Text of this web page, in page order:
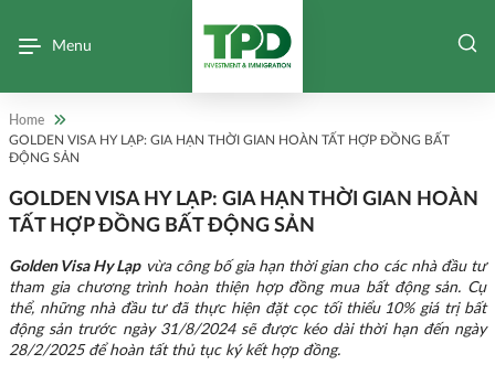
Menu
Home
GOLDEN VISA HY LẠP: GIA HẠN THỜI GIAN HOÀN TẤT HỢP ĐỒNG BẤT
ĐỘNG SẢN
GOLDEN VISA HY LẠP: GIA HẠN THỜI GIAN HOÀN
TẤT HỢP ĐỒNG BẤT ĐỘNG SẢN
Golden Visa Hy Lạpvừa công bố gia hạn thời gian cho các nhà đầu tư
tham gia chương trình hoàn thiện hợp đồng mua bất động sản. Cụ
thể, những nhà đầu tư đã thực hiện đặt cọc tối thiểu 10% giá trị bất
động sản trước ngày 31/8/2024 sẽ được kéo dài thời hạn đến ngày
28/2/2025 để hoàn tất thủ tục ký kết hợp đồng.